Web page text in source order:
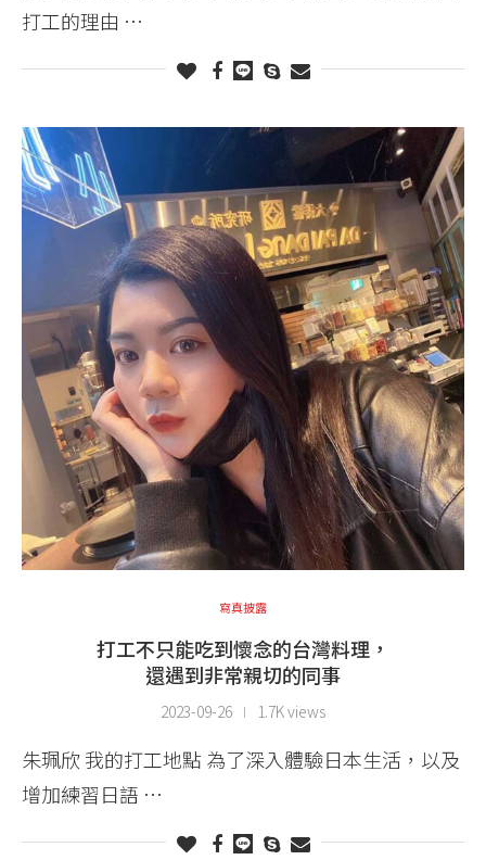
打工的理由 …
寫真披露
打工不只能吃到懷念的台灣料理，
還遇到非常親切的同事
2023-09-26 1.7K views
朱珮欣 我的打工地點 為了深入體驗日本生活，以及
增加練習日語 …